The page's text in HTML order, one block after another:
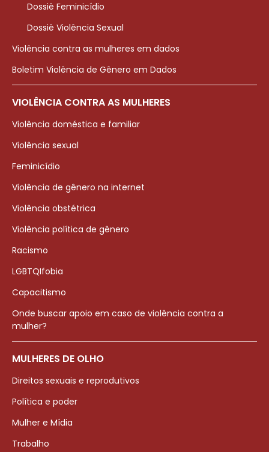
Dossiê Feminicídio
Dossiê Violência Sexual
Violência contra as mulheres em dados
Boletim Violência de Gênero em Dados
VIOLÊNCIA CONTRA AS MULHERES
Violência doméstica e familiar
Violência sexual
Feminicídio
Violência de gênero na internet
Violência obstétrica
Violência política de gênero
Racismo
LGBTQIfobia
Capacitismo
Onde buscar apoio em caso de violência contra a
mulher?
MULHERES DE OLHO
Direitos sexuais e reprodutivos
Política e poder
Mulher e Mídia
Trabalho